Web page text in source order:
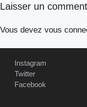
Laisser un
Vous devez vous
Instagram
Twitter
Facebook